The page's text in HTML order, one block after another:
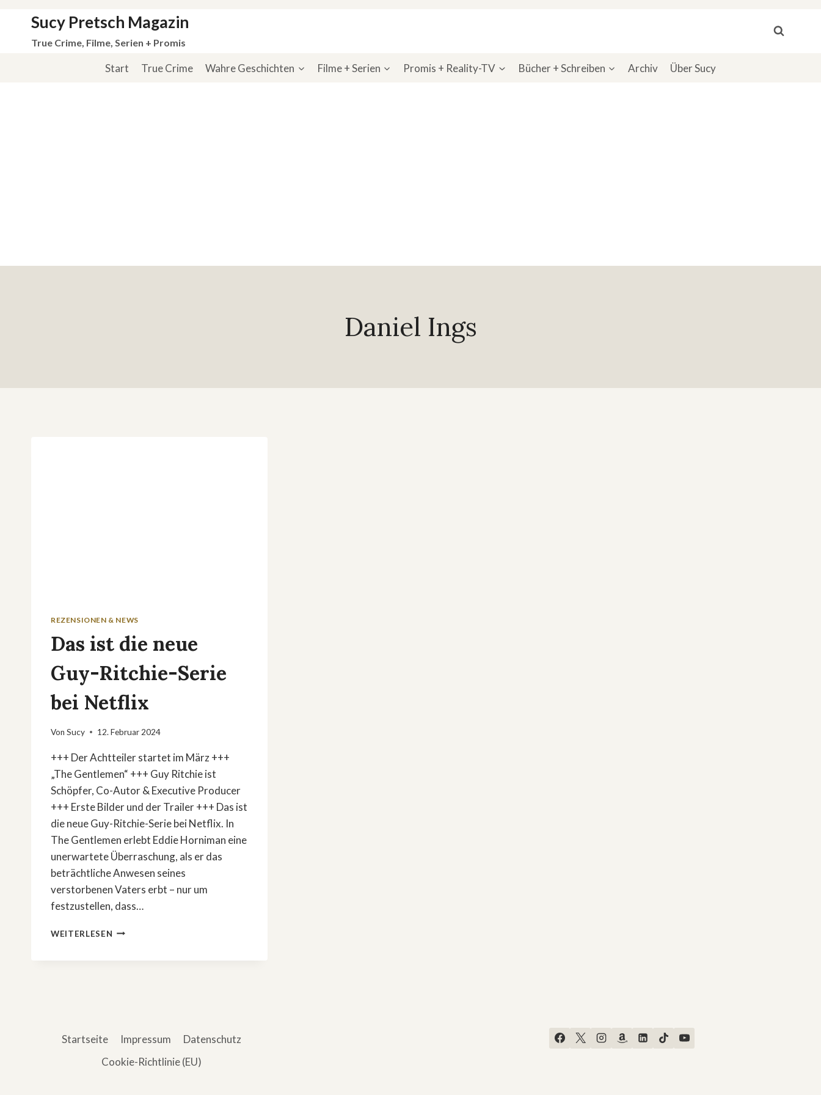
springen
Sucy Pretsch Magazin
True Crime, Filme, Serien + Promis
Start True Crime Wahre Geschichten Filme + Serien Promis + Reality-TV Bücher + Schreiben Archiv Über Sucy
Daniel Ings
REZENSIONEN & NEWS
Das ist die neue
Guy-Ritchie-Serie
bei Netflix
Von Sucy 12. Februar 2024
+++ Der Achtteiler startet im März +++
„The Gentlemen“ +++ Guy Ritchie ist
Schöpfer, Co-Autor & Executive Producer
+++ Erste Bilder und der Trailer +++ Das ist
die neue Guy-Ritchie-Serie bei Netflix. In
The Gentlemen erlebt Eddie Horniman eine
unerwartete Überraschung, als er das
beträchtliche Anwesen seines
verstorbenen Vaters erbt – nur um
festzustellen, dass…
WEITERLESEN DAS
Startseite Impressum
Datenschutz
Cookie-Richtlinie (EU)